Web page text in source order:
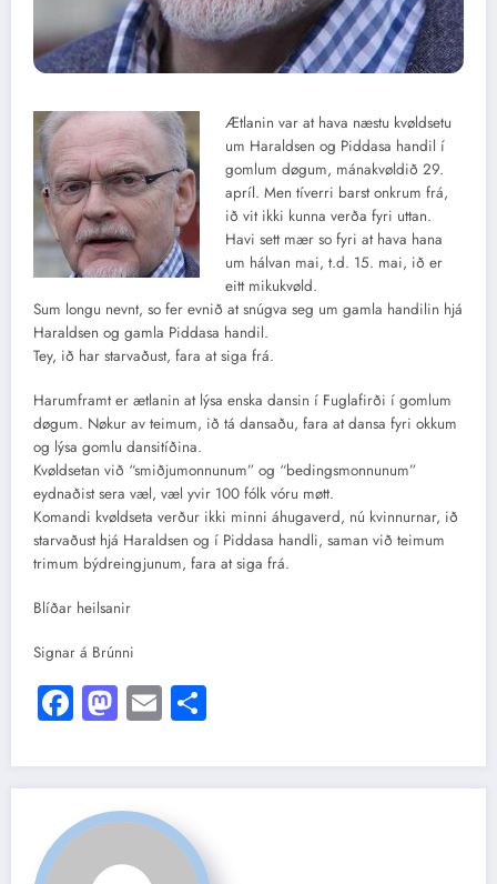
Ætlanin var at hava næstu kvøldsetu
um Haraldsen og Piddasa handil í
gomlum døgum, mánakvøldið 29.
apríl. Men tíverri barst onkrum frá,
ið vit ikki kunna verða fyri uttan.
Havi sett mær so fyri at hava hana
um hálvan mai, t.d. 15. mai, ið er
eitt mikukvøld.
Sum longu nevnt, so fer evnið at snúgva seg um gamla handilin hjá
Haraldsen og gamla Piddasa handil.
Tey, ið har starvaðust, fara at siga frá.
Harumframt er ætlanin at lýsa enska dansin í Fuglafirði í gomlum
døgum. Nøkur av teimum, ið tá dansaðu, fara at dansa fyri okkum
og lýsa gomlu dansitíðina.
Kvøldsetan við “smiðjumonnunum” og “bedingsmonnunum”
eydnaðist sera væl, væl yvir 100 fólk vóru møtt.
Komandi kvøldseta verður ikki minni áhugaverd, nú kvinnurnar, ið
starvaðust hjá Haraldsen og í Piddasa handli, saman við teimum
trimum býdreingjunum, fara at siga frá.
Blíðar heilsanir
Signar á Brúnni
Facebook
Mastodon
Email